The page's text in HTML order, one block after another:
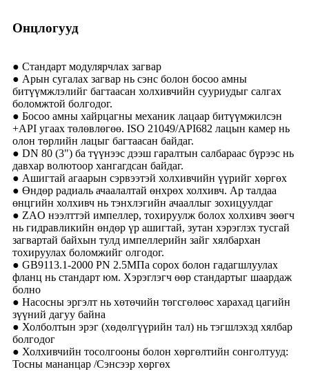
Онцлогууд
● Стандарт модулярчлах загвар
● Арын сугалах загвар нь сэнс болон босоо амны
битүүмжлэлийг багтаасан холхивчийн сууриудыг салгах
боломжтой болгодог.
● Босоо амны хайрцагны механик лацаар битүүмжилсэн
+API угаах төлөвлөгөө. ISO 21049/API682 лацын камер нь
олон төрлийн лацыг багтаасан байдаг.
● DN 80 (3") ба түүнээс дээш гаралтын салбараас бүрээс нь
давхар волютоор хангагдсан байдаг.
● Ашигтай агаарын сэрвээтэй холхивчийн үүрийг хөргөх
● Өндөр радиаль ачаалалтай өнхрөх холхивч. Ар талдаа
өнцгийн холхивч нь тэнхлэгийн ачааллыг зохицуулдаг
● ZAO нээлттэй импеллер, тохируулж болох холхивч зөөгч
нь гидравликийн өндөр үр ашигтай, зутан хэрэглэх тусгай
загвартай байхын тулд импеллерийн зайг хялбархан
тохируулах боломжийг олгодог.
● GB9113.1-2000 PN 2.5МПа сорох болон гадагшлуулах
фланц нь стандарт юм. Хэрэглэгч өөр стандартыг шаардаж
болно
● Насосны эргэлт нь хөтөчийн төгсгөлөөс харахад цагийн
зүүний дагуу байна
● Холболтын эрэг (хөдөлгүүрийн тал) нь тэгшлэхэд хялбар
болгодог
● Холхивчийн тосолгооны болон хөргөлтийн сонголтууд:
Тосны мананцар /Сэнсээр хөргөх